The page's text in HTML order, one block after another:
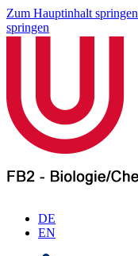
Zum Hauptinhalt springen
springen
DE
EN